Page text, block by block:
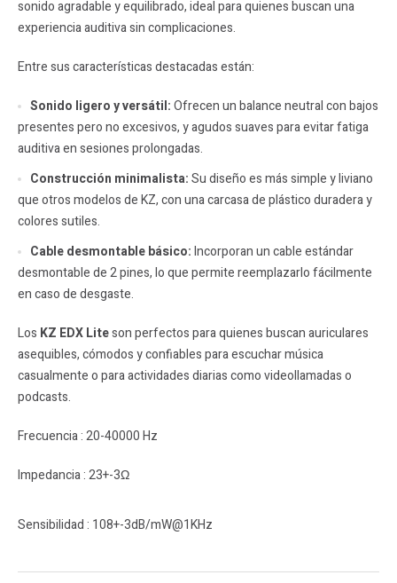
sonido agradable y equilibrado, ideal para quienes buscan una
experiencia auditiva sin complicaciones.
Entre sus características destacadas están:
Sonido ligero y versátil:Ofrecen un balance neutral con bajos
presentes pero no excesivos, y agudos suaves para evitar fatiga
auditiva en sesiones prolongadas.
Construcción minimalista:Su diseño es más simple y liviano
que otros modelos de KZ, con una carcasa de plástico duradera y
colores sutiles.
Cable desmontable básico:Incorporan un cable estándar
desmontable de 2 pines, lo que permite reemplazarlo fácilmente
en caso de desgaste.
Los KZ EDX Liteson perfectos para quienes buscan auriculares
asequibles, cómodos y confiables para escuchar música
casualmente o para actividades diarias como videollamadas o
podcasts.
Frecuencia : 20-40000 Hz
Impedancia : 23+-3Ω
Sensibilidad : 108+-3dB/mW@1KHz